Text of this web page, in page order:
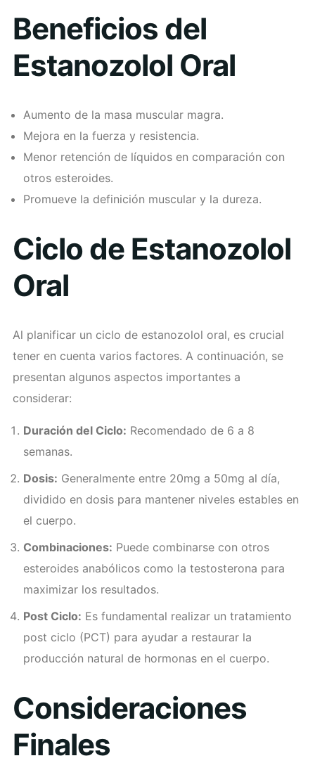
Beneficios del
Estanozolol Oral
Aumento de la masa muscular magra.
Mejora en la fuerza y resistencia.
Menor retención de líquidos en comparación con
otros esteroides.
Promueve la definición muscular y la dureza.
Ciclo de Estanozolol
Oral
Al planificar un ciclo de estanozolol oral, es crucial
tener en cuenta varios factores. A continuación, se
presentan algunos aspectos importantes a
considerar:
Duración del Ciclo: Recomendado de 6 a 8
semanas.
Dosis: Generalmente entre 20mg a 50mg al día,
dividido en dosis para mantener niveles estables en
el cuerpo.
Combinaciones: Puede combinarse con otros
esteroides anabólicos como la testosterona para
maximizar los resultados.
Post Ciclo: Es fundamental realizar un tratamiento
post ciclo (PCT) para ayudar a restaurar la
producción natural de hormonas en el cuerpo.
Consideraciones
Finales